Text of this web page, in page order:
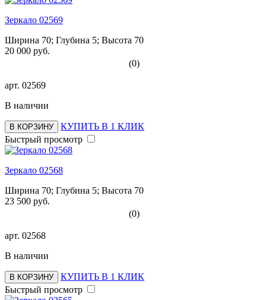
Зеркало 02569
Ширина 70; Глубина 5; Высота 70
20 000 руб.
(0)
арт. 02569
В наличии
В КОРЗИНУ
КУПИТЬ В 1 КЛИК
Быстрый просмотр
Зеркало 02568
Ширина 70; Глубина 5; Высота 70
23 500 руб.
(0)
арт. 02568
В наличии
В КОРЗИНУ
КУПИТЬ В 1 КЛИК
Быстрый просмотр